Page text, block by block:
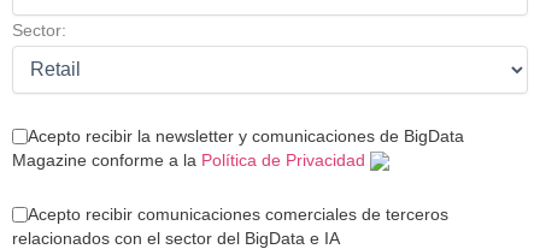
Sector:
Acepto recibir la newsletter y comunicaciones de BigData
Magazine conforme a la Política de Privacidad
Acepto recibir comunicaciones comerciales de terceros
relacionados con el sector del BigData e IA